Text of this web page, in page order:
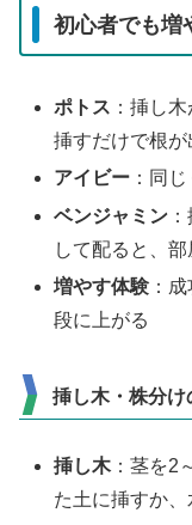
初心者でも増
ポトス ：挿し
挿すだけで根が
アイビー ：同
ベンジャミン
して配ると、
増やす体験 ：
段に上がる
挿し木・株分け
挿し木：茎を2
た土に挿すか